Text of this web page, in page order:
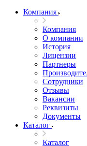
Компания
Компания
О компании
История
Лицензии
Партнеры
Сотрудники
Отзывы
Вакансии
Реквизиты
Документы
Каталог
Каталог